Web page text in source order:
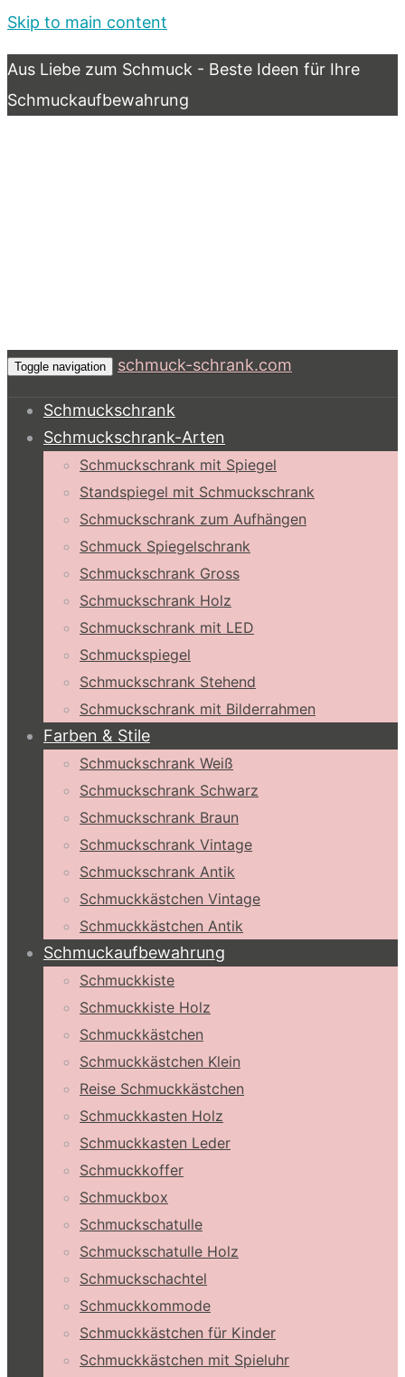
Skip to main content
Aus Liebe zum Schmuck - Beste Ideen für Ihre
Schmuckaufbewahrung
Toggle navigation schmuck-schrank.com
Schmuckschrank
Schmuckschrank-Arten
Schmuckschrank mit Spiegel
Standspiegel mit Schmuckschrank
Schmuckschrank zum Aufhängen
Schmuck Spiegelschrank
Schmuckschrank Gross
Schmuckschrank Holz
Schmuckschrank mit LED
Schmuckspiegel
Schmuckschrank Stehend
Schmuckschrank mit Bilderrahmen
Farben & Stile
Schmuckschrank Weiß
Schmuckschrank Schwarz
Schmuckschrank Braun
Schmuckschrank Vintage
Schmuckschrank Antik
Schmuckkästchen Vintage
Schmuckkästchen Antik
Schmuckaufbewahrung
Schmuckkiste
Schmuckkiste Holz
Schmuckkästchen
Schmuckkästchen Klein
Reise Schmuckkästchen
Schmuckkasten Holz
Schmuckkasten Leder
Schmuckkoffer
Schmuckbox
Schmuckschatulle
Schmuckschatulle Holz
Schmuckschachtel
Schmuckkommode
Schmuckkästchen für Kinder
Schmuckkästchen mit Spieluhr